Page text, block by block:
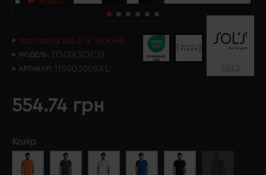
поставка від 2-х тижнів
МОДЕЛЬ: 11500(SOL’S)
АРТИКУЛ: 115003005XL SOL’S
554.74 грн
Колір